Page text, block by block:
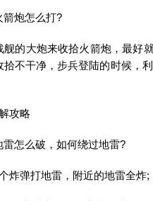
箭炮怎么打?
舰的大炮来收拾火箭炮，最好
不干净，步兵登陆的时候，
攻略
雷怎么破，如何绕过地雷?
炸弹打地雷，附近的地雷全炸;